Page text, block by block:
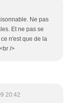
Ne pas
Et ne pas se
n'est que de la
/>
20:42